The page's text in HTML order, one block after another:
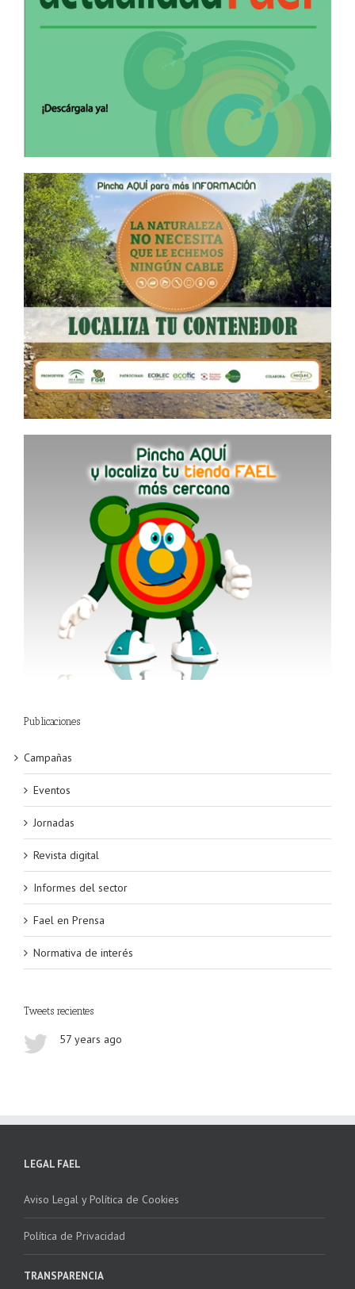
Publicaciones
Campañas
Eventos
Jornadas
Revista digital
Informes del sector
Fael en Prensa
Normativa de interés
Tweets recientes
57 years ago
LEGAL FAEL
Aviso Legal y Política de Cookies
Política de Privacidad
TRANSPARENCIA